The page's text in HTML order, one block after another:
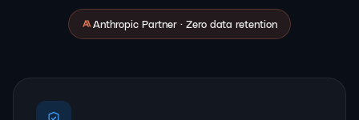
Anthropic Partner · Zero data retention